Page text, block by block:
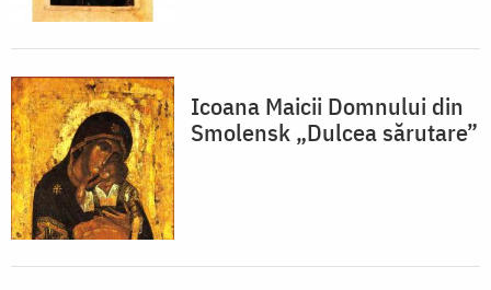
Icoana Maicii Domnului din
Smolensk „Dulcea sărutare”